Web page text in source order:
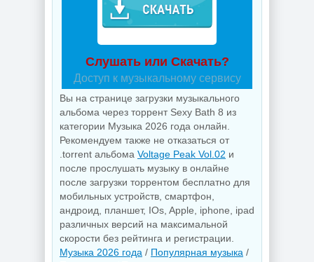
Слушать или Скачать?
Доступ к музыкальному сервису
Вы на странице загрузки музыкального
альбома через торрент Sexy Bath 8 из
категории Музыка 2026 года онлайн.
Рекомендуем также не отказаться от
.torrent альбома Voltage Peak Vol.02 и
после прослушать музыку в онлайне
после загрузки торрентом бесплатно для
мобильных устройств, смартфон,
андроид, планшет, IOs, Apple, iphone, ipad
различных версий на максимальной
скорости без рейтинга и регистрации.
Музыка 2026 года / Популярная музыка /